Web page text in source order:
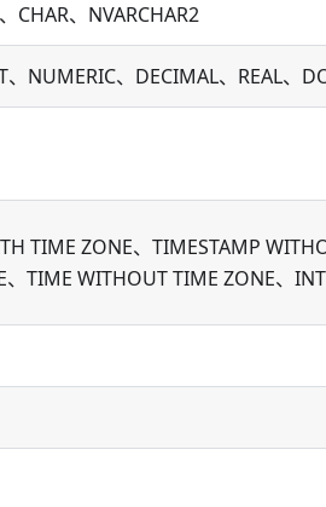
CHAR、NVARCHAR2
NUMERIC、DECIMAL、REAL、
TIME ZONE、TIMESTAMP
TIME WITHOUT TIME ZONE、